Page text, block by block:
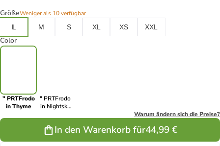
GrößeWeniger als 10 verfügbar
L
M S XL XS XXL
Color
" PRTFrodo
in Thyme
" PRTFrodo
in Nightsky
Warum ändern sich die Preise?
In den Warenkorb für44,99 €